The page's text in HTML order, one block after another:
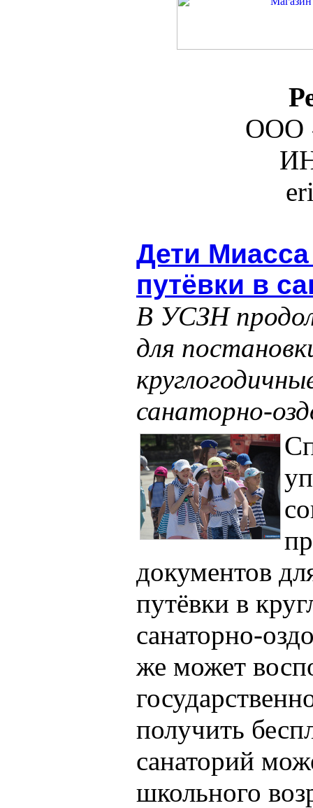
ООО
Дети
путёвки в
В УСЗН
для
документов
путёвки в
же может
получить
санаторий
школьного